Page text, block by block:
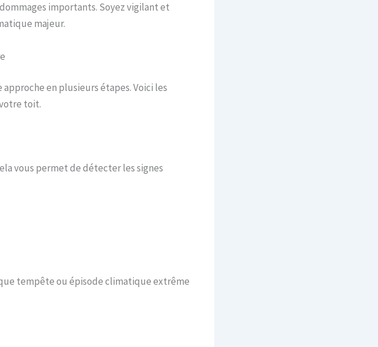
importants. Soyez vigilant et
majeur.
en plusieurs étapes. Voici les
toit.
vous permet de détecter les signes
tempête ou épisode climatique extrême